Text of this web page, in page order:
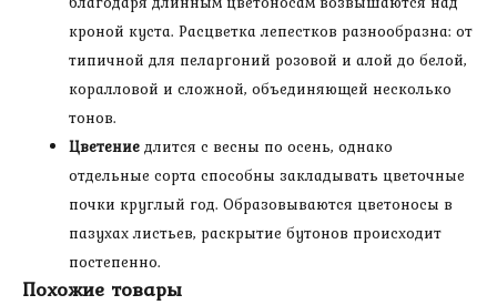
кроной куста. Расцветка лепестков разнообразна: от
типичной для пеларгоний розовой и алой до белой,
коралловой и сложной, объединяющей несколько
тонов.
Цветение длится с весны по осень, однако
отдельные сорта способны закладывать цветочные
почки круглый год. Образовываются цветоносы в
пазухах листьев, раскрытие бутонов происходит
постепенно.
Похожие товары